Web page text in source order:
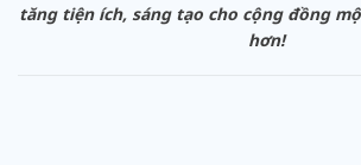
tăng tiện ích, sáng tạo cho cộng đồng
hơn!